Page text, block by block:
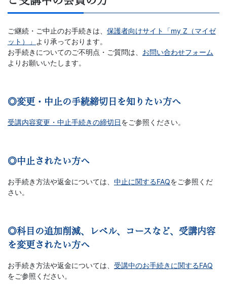
学
生
コ
ス
は
年
間
同
じ
担
ご継続・ご中止のお手続きは、 保護者向けサイト「my Z（マイゼ
ット）」 より承っております。
お手続きについてのご不明点・ご質問は、 お問い合わせフォーム
よりお願いいたします。
◎変更・中止の手続締切日を知りたい方へ
受講内容変更・中止手続きの締切日をご参照ください。
◎中止されたい方へ
お手続き方法や返金については、 中止に関するFAQをご参照くだ
さい。
◎科目の追加削減、レベル、コースなど、受講内容
を変更されたい方へ
お手続き方法や返金については、 受講中のお手続きに関するFAQ
をご参照ください。